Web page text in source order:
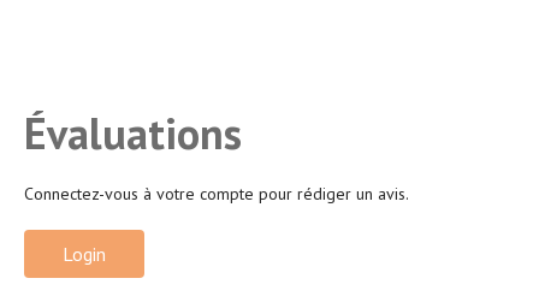
Évaluations
Connectez-vous à votre compte pour rédiger un avis.
Login